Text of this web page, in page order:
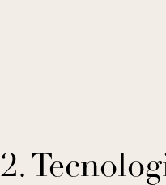
2.